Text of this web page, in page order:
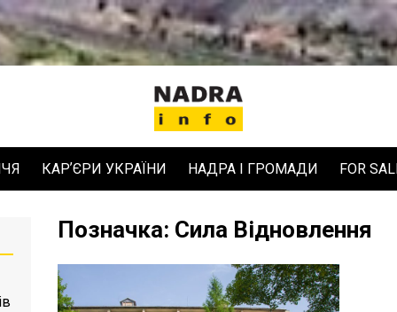
КАРʼЄРИ УКРАЇНИ НАДРА І ГРОМАДИ FOR
Позначка: Сила Відновлення